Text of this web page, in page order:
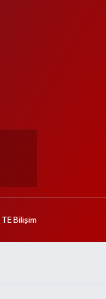
TE Bilişim